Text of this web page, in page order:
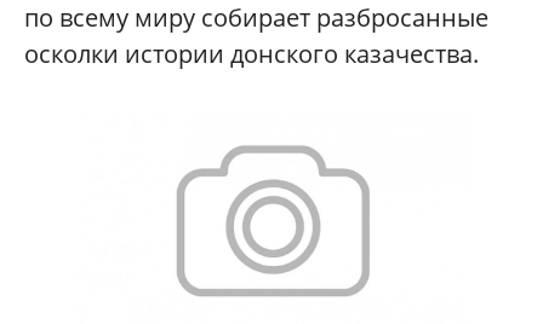
по всему миру собирает разбросанные
осколки истории донского казачества.